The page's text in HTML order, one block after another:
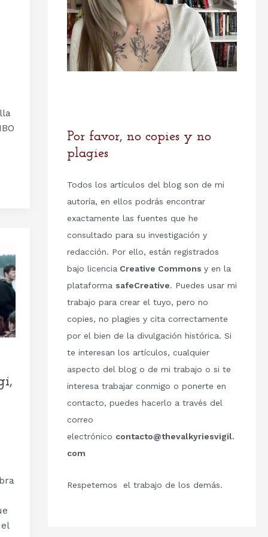
Por favor, no copies y no
plagies
Todos los artículos del blog son de mi
autoría, en ellos podrás encontrar
exactamente las fuentes que he
consultado para su investigación y
redacción. Por ello, están registrados
bajo licencia Creative Commons y en la
plataforma safeCreative. Puedes usar mi
trabajo para crear el tuyo, pero no
copies, no plagies y cita correctamente
por el bien de la divulgación histórica. Si
te interesan los artículos, cualquier
aspecto del blog o de mi trabajo o si te
interesa trabajar conmigo o ponerte en
contacto, puedes hacerlo a través del
correo
electrónico contacto@thevalkyriesvigil.
com
Respetemos el trabajo de los demás.